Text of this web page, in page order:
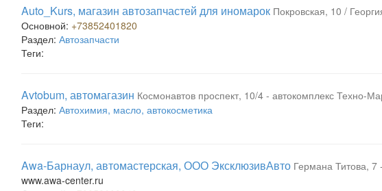
Auto_Kurs, магазин автозапчастей для иномарок Покровская, 10 /
Основной: +73852401820
Раздел: Автозапчасти
Теги:
Avtobum, автомагазин Космонавтов проспект, 10/4 - автокомплекс Техно-
Раздел: Автохимия, масло, автокосметика
Теги:
Awa-Барнаул, автомастерская, ООО ЭксклюзивАвто Германа Титова, 7
www.awa-center.ru